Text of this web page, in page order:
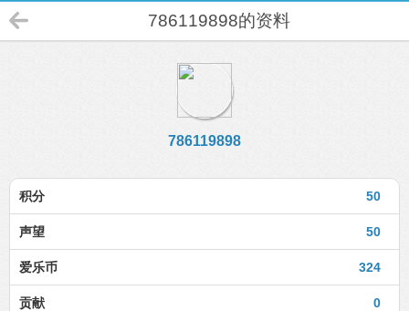
786119898的资料
786119898
50
积分
50
声望
324
爱乐币
0
贡献